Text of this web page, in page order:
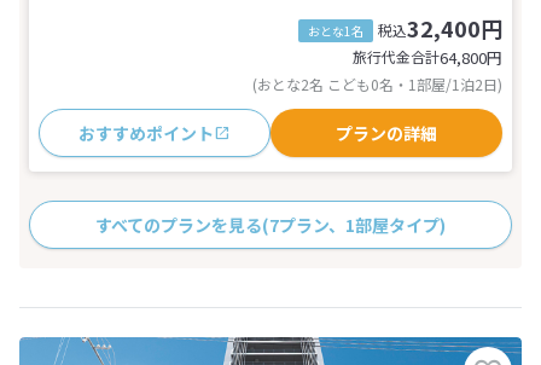
おとな1名 税込32,400円
旅行代金合計64,800円
(おとな2名 こども0名・1部屋/1泊2日)
おすすめポイント プランの詳細
すべてのプランを見る(7プラン、1部屋タイプ)